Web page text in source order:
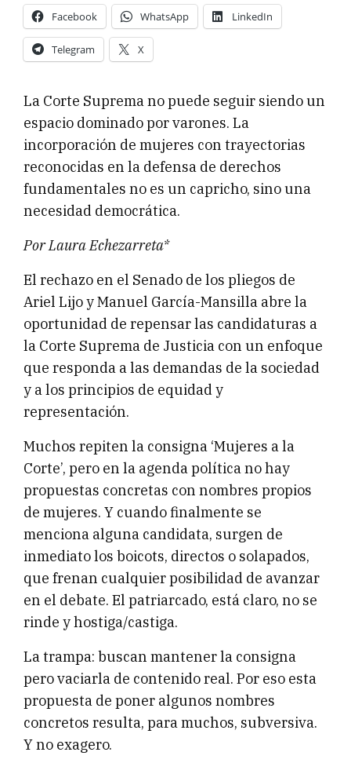
Facebook WhatsApp LinkedIn
Telegram X
La Corte Suprema no puede seguir siendo un
espacio dominado por varones. La
incorporación de mujeres con trayectorias
reconocidas en la defensa de derechos
fundamentales no es un capricho, sino una
necesidad democrática.
Por Laura Echezarreta*
El rechazo en el Senado de los pliegos de
Ariel Lijo y Manuel García-Mansilla abre la
oportunidad de repensar las candidaturas a
la Corte Suprema de Justicia con un enfoque
que responda a las demandas de la sociedad
y a los principios de equidad y
representación.
Muchos repiten la consigna ‘Mujeres a la
Corte’, pero en la agenda política no hay
propuestas concretas con nombres propios
de mujeres. Y cuando finalmente se
menciona alguna candidata, surgen de
inmediato los boicots, directos o solapados,
que frenan cualquier posibilidad de avanzar
en el debate. El patriarcado, está claro, no se
rinde y hostiga/castiga.
La trampa: buscan mantener la consigna
pero vaciarla de contenido real. Por eso esta
propuesta de poner algunos nombres
concretos resulta, para muchos, subversiva.
Y no exagero.